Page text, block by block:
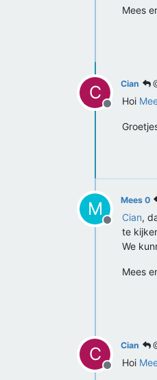
Mees
C
Offline
Cian
Hoi
M
Offline
Mees 0
Cian,
te
We
Mees
C
Offline
Cian
Hoi